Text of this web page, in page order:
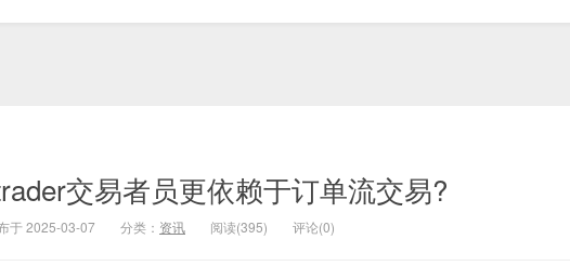
交易者员更依赖于订单流交易?
于 2025-03-07 分类： 资讯 阅读(395) 评论(0)